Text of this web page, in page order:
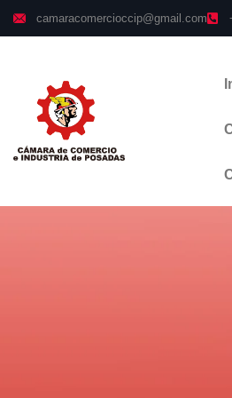
camaracomercioccip@gmail.com